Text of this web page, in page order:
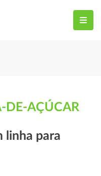
DE-AÇÚCAR
linha para